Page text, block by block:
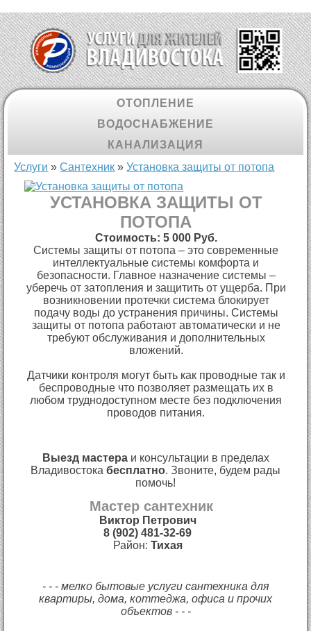
ОТОПЛЕНИЕ
ВОДОСНАБЖЕНИЕ
КАНАЛИЗАЦИЯ
Вы здесь
Услуги » Cантехник » Установка защиты от потопа
УСТАНОВКА ЗАЩИТЫ ОТ
ПОТОПА
Стоимость: 5 000 Руб.
Системы защиты от потопа – это современные
интеллектуальные системы комфорта и
безопасности. Главное назначение системы –
уберечь от затопления и защитить от ущерба. При
возникновении протечки система блокирует
подачу воды до устранения причины. Системы
защиты от потопа работают автоматически и не
требуют обслуживания и дополнительных
вложений.
Датчики контроля могут быть как проводные так и
беспроводные что позволяет размещать их в
любом труднодоступном месте без подключения
проводов питания.
Выезд мастераи консультации в пределах
Владивостока бесплатно. Звоните, будем рады
помочь!
Мастер сантехник
Виктор Петрович
8 (902) 481-32-69
Район: Тихая
- - - мелко бытовые услуги сантехника для
квартиры, дома, коттеджа, офиса и прочих
объектов - - -